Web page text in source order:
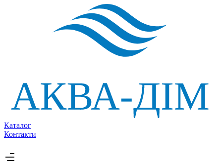
Каталог
Контакти